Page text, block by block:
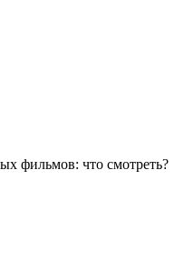
фильмов: что смотреть?